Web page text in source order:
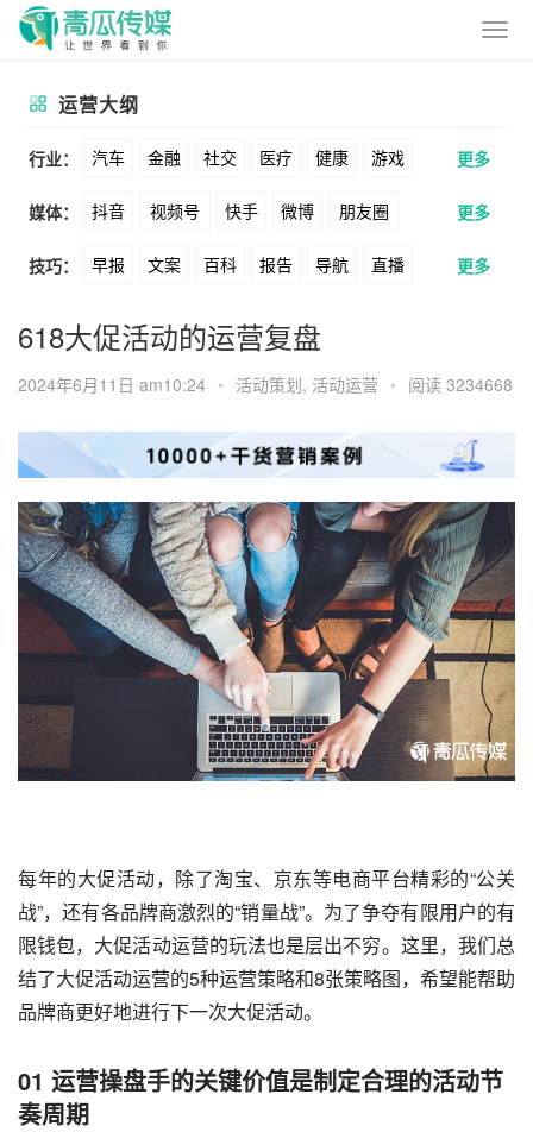
运营大纲
行业： 汽车 金融 社交 医疗 健康 游戏
动漫 美妆 美食 家装 教育 婚纱
酒旅 母婴 宠物 文娱 跨境 科技
广告 元宇宙 房地产
更多
媒体： 抖音 视频号 快手 微博 朋友圈
公众号 B站 小红书 头条 知乎
Soul 360 百度 搜狗 爱奇艺
美图 最右 神马 谷歌 Facebook
Tiktok YouTube Yahoo Bing
更多
技巧： 早报 文案 百科 报告 导航 直播
卖货 脚本 话术 电商 私域
涨粉 广告 推广 方案 策划 案例
数据 拉新 活动 用户 海外
更多
618大促活动的运营复盘
2024年6月11日 am10:24 • 活动策划, 活动运营 • 阅读 3234668
每年的大促活动，除了淘宝、京东等电商平台精彩的“公关
战”，还有各品牌商激烈的“销量战”。为了争夺有限用户的有
限钱包，大促活动运营的玩法也是层出不穷。这里，我们总
结了大促活动运营的5种运营策略和8张策略图，希望能帮助
品牌商更好地进行下一次大促活动。
01 运营操盘手的关键价值是制定合理的活动节
奏周期